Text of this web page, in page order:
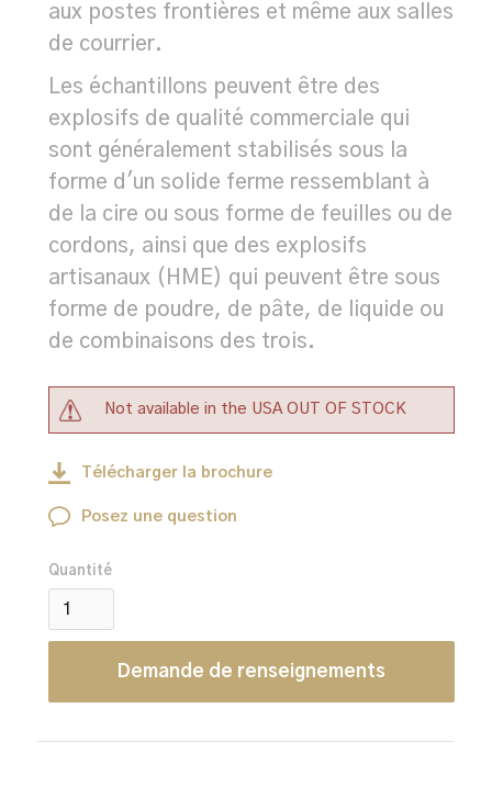
aux postes frontières et même aux salles
de courrier.
Les échantillons peuvent être des
explosifs de qualité commerciale qui
sont généralement stabilisés sous la
forme d'un solide ferme ressemblant à
de la cire ou sous forme de feuilles ou de
cordons, ainsi que des explosifs
artisanaux (HME) qui peuvent être sous
forme de poudre, de pâte, de liquide ou
de combinaisons des trois.
Not available in the USA OUT OF STOCK
Télécharger la brochure
Posez une question
Quantité
Demande de renseignements